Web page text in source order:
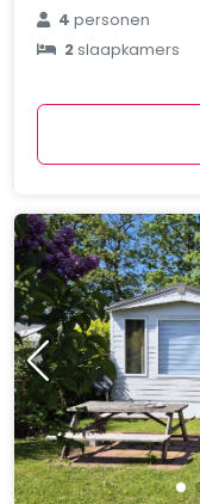
4personen
2slaapkamers